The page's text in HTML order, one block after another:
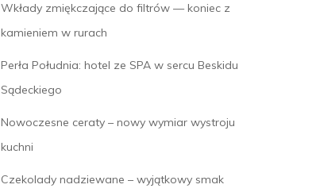
Wkłady zmiękczające do filtrów — koniec z
kamieniem w rurach
Perła Południa: hotel ze SPA w sercu Beskidu
Sądeckiego
Nowoczesne ceraty – nowy wymiar wystroju
kuchni
Czekolady nadziewane – wyjątkowy smak